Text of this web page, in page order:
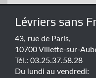
Lévriers sans
43, rue de Paris,
10700 Villette-sur-
Tél.: 03.25.37.58.28
Du lundi au vendredi: